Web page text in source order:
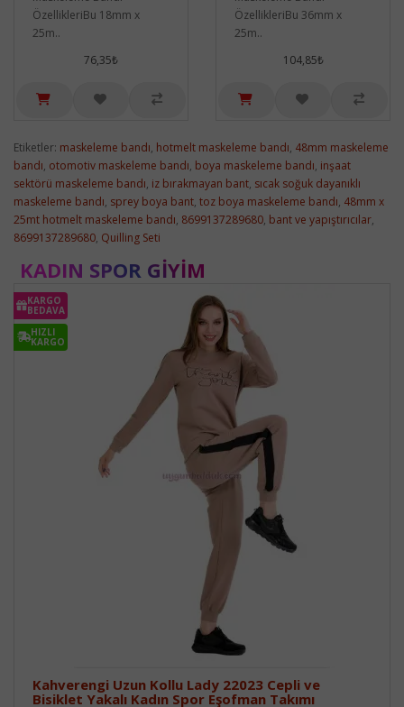
ÖzellikleriBu 18mm x
25m..
76,35₺
ÖzellikleriBu 36mm x
25m..
104,85₺
Etiketler: maskeleme bandı, hotmelt maskeleme bandı, 48mm maskeleme
bandı, otomotiv maskeleme bandı, boya maskeleme bandı, inşaat
sektörü maskeleme bandı, iz bırakmayan bant, sıcak soğuk dayanıklı
maskeleme bandı, sprey boya bant, toz boya maskeleme bandı, 48mm x
25mt hotmelt maskeleme bandı, 8699137289680, bant ve yapıştırıcılar,
8699137289680, Quilling Seti
KADIN SPOR GIYIM
KARGO
BEDAVA
HIZLI
KARGO
Kahverengi Uzun Kollu Lady 22023 Cepli ve
Bisiklet Yakalı Kadın Spor Eşofman Takımı